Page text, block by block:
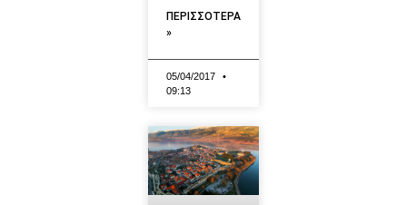
ΠΕΡΙΣΣΟΤΕΡΑ
»
05/04/2017
09:13